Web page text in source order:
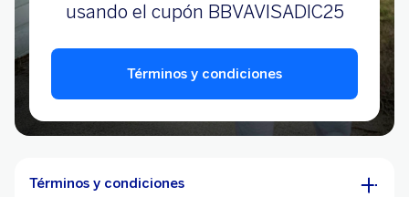
usando el cupón BBVAVISADIC25
Términos y condiciones
Términos y condiciones